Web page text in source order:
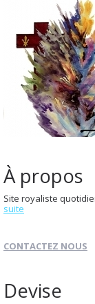
À propos
Site royaliste
suite
CONTACTEZ NOUS
Devise